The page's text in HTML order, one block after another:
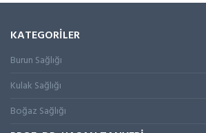
KATEGORİLER
Burun Sağlığı
Kulak Sağlığı
Boğaz Sağlığı